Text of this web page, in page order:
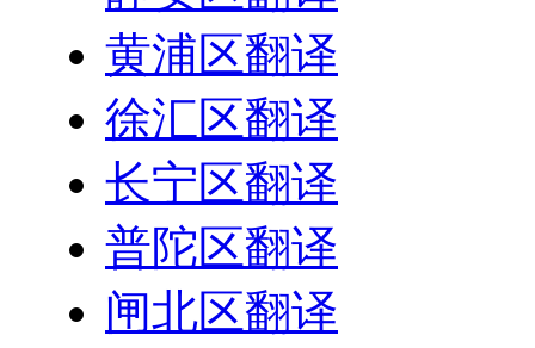
黄浦区翻译
徐汇区翻译
长宁区翻译
普陀区翻译
闸北区翻译